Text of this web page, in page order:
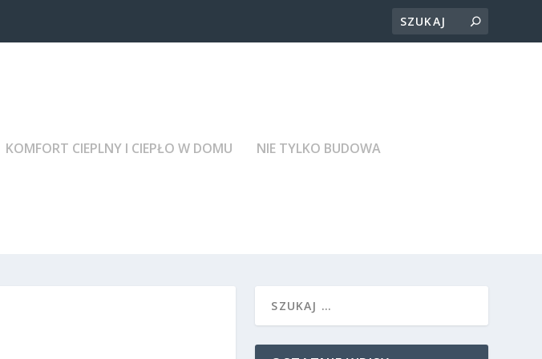
KOMFORT CIEPLNY I CIEPŁO W DOMU NIE TYLKO BUDOWA